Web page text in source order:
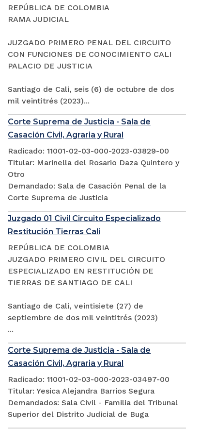
REPÚBLICA DE COLOMBIA
RAMA JUDICIAL
JUZGADO PRIMERO PENAL DEL CIRCUITO
CON FUNCIONES DE CONOCIMIENTO CALI
PALACIO DE JUSTICIA
Santiago de Cali, seis (6) de octubre de dos
mil veintitrés (2023)...
Corte Suprema de Justicia - Sala de
Casación Civil, Agraria y Rural
Radicado: 11001-02-03-000-2023-03829-00
Titular: Marinella del Rosario Daza Quintero y
Otro
Demandado: Sala de Casación Penal de la
Corte Suprema de Justicia
Juzgado 01 Civil Circuito Especializado
Restitución Tierras Cali
REPÚBLICA DE COLOMBIA
JUZGADO PRIMERO CIVIL DEL CIRCUITO
ESPECIALIZADO EN RESTITUCIÓN DE
TIERRAS DE SANTIAGO DE CALI
Santiago de Cali, veintisiete (27) de
septiembre de dos mil veintitrés (2023)
...
Corte Suprema de Justicia - Sala de
Casación Civil, Agraria y Rural
Radicado: 11001-02-03-000-2023-03497-00
Titular: Yesica Alejandra Barrios Segura
Demandados: Sala Civil - Familia del Tribunal
Superior del Distrito Judicial de Buga